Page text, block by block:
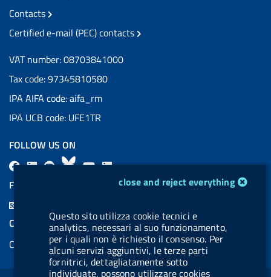
cookie management moduleclose and reject everything
Questo sito utilizza cookie tecnici e
analytics, necessari al suo funzionamento,
per i quali non è richiesto il consenso. Per
alcuni servizi aggiuntivi, le terze parti
fornitrici, dettagliatamente sotto
individuate, possono utilizzare cookies
Contacts
Certified e-mail (PEC) contacts
VAT number: 08703841000
Tax code: 97345810580
IPA AIFA code: aifa_rm
IPA UCB code: UFE1TR
FOLLOW US ON
F
L
l
e
l
.
b
B
e
s
k
y
Y
t
u
b
e
L
k
e
d
i
FEED RSS
COOKIES
Cookie management